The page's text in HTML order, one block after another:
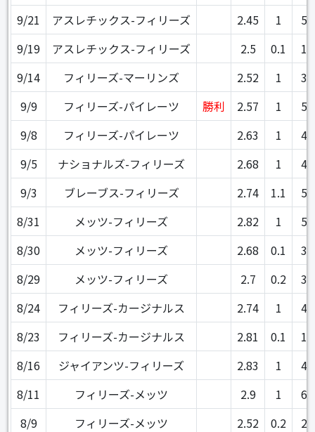
9/21
アスレチックス-フィリーズ 2.45 1
5
9/19
アスレチックス-フィリーズ 2.5 0.1
1
9/14
フィリーズ-マーリンズ 2.52 1
3
9/9
フィリーズ-パイレーツ 勝利 2.57 1
5
9/8
フィリーズ-パイレーツ 2.63 1
4
9/5
ナショナルズ-フィリーズ 2.68 1
4
9/3
ブレーブス-フィリーズ 2.74 1.1
5
8/31
メッツ-フィリーズ 2.82 1
5
8/30
メッツ-フィリーズ 2.68 0.1
3
8/29
メッツ-フィリーズ 2.7 0.2
3
8/24
フィリーズ-カージナルス 2.74 1
4
8/23
フィリーズ-カージナルス 2.81 0.1
1
8/16
ジャイアンツ-フィリーズ 2.83 1
4
8/11
フィリーズ-メッツ 2.9 1
6
8/9
フィリーズ-メッツ 2.52 0.2
2